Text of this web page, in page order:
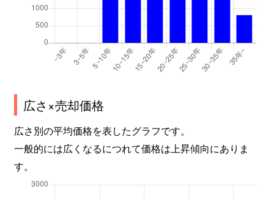
広さ×売却価格
広さ別の平均価格を表したグラフです。
一般的には広くなるにつれて価格は上昇傾向にありま
す。